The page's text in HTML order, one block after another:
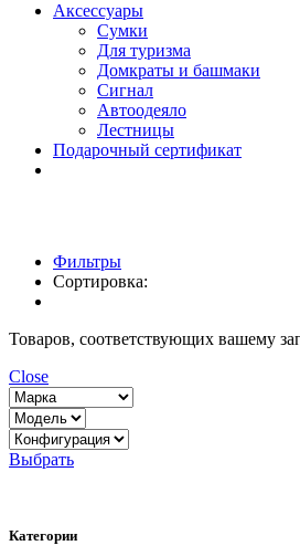
Аксессуары
Сумки
Для туризма
Домкраты и башмаки
Сигнал
Автоодеяло
Лестницы
Подарочный сертификат
Фильтры
Сортировка:
Товаров, соответствующих вашему
Close
Выбрать
Категории